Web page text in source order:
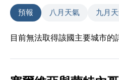
預報 八月天氣 九月
目前無法取得該國主要城市的